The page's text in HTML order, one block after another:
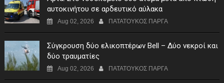
αυτοκινήτου σε αρδευτικό αύλακα
Aug 02, 2026 ΠΑΤΑΤΟΥΚΟΣ ΠΑΡΓΑ
Σύγκρουση δύο ελικοπτέρων Bell – Δύο νεκροί και
δύο τραυματίες
Aug 02, 2026 ΠΑΤΑΤΟΥΚΟΣ ΠΑΡΓΑ